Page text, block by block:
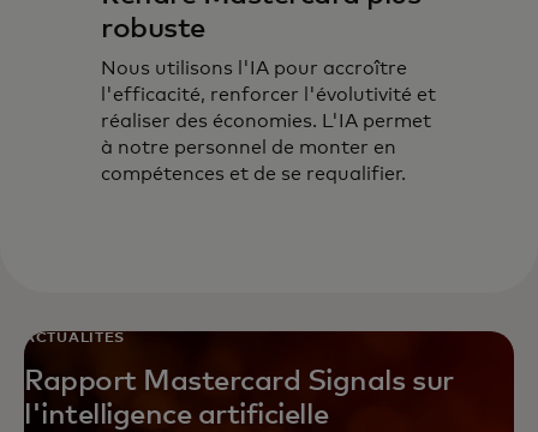
robuste
Nous utilisons l'IA pour accroître
l'efficacité, renforcer l'évolutivité et
réaliser des économies. L'IA permet
à notre personnel de monter en
compétences et de se requalifier.
ACTUALITÉS
Rapport Mastercard Signals sur
l'intelligence artificielle